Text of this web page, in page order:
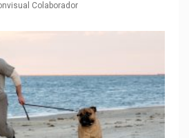
Colaborador